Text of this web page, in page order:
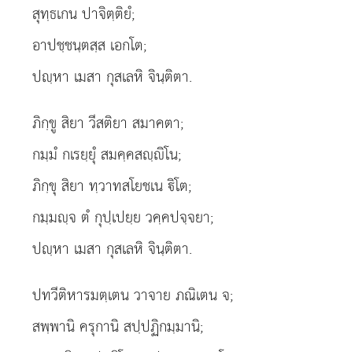
สุทฺธเกน ปาจิตฺติยํ;
อาปชฺชนฺตสฺส เอกโต;
ปฺหา เมสา กุสเลหิ จินฺติตา.
ภิกฺขู สิยา วีสติยา สมาคตา;
กมฺมํ กเรยฺยุํ สมคฺคสฺิโน;
ภิกฺขุ สิยา ทฺวาทสโยชเน ิโต;
กมฺมฺจ ตํ กุปฺเปยฺย วคฺคปจฺจยา;
ปฺหา เมสา กุสเลหิ จินฺติตา.
ปทวีติหารมตฺเตน วาจาย ภณิเตน จ;
สพฺพานิ ครุกานิ สปฺปฏิกมฺมานิ;